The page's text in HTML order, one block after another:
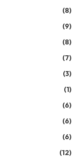
(8)
(9)
(8)
(7)
(3)
(1)
(6)
(6)
(6)
(12)